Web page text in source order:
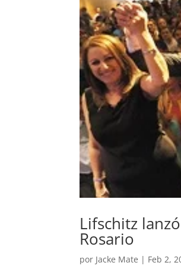
Lifschitz
Rosario
por Jacke Mate | Feb 2,